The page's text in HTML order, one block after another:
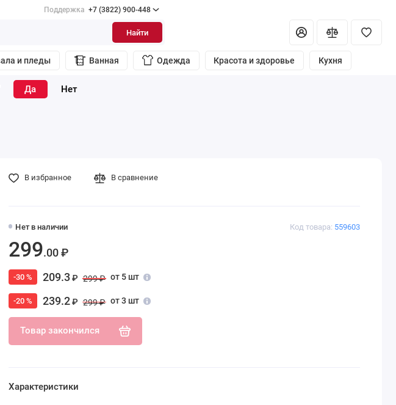
Поддержка +7 (3822) 900-448
Найти
и пледы Ванная Одежда Красота и здоровье Кухня
Код товара: 559603
Нет в наличии
299.00 ₽
-30 % 209.3₽ 299 ₽ от 5 шт
-20 % 239.2₽ 299 ₽ от 3 шт
Товар закончился
В избранное В сравнение
Характеристики